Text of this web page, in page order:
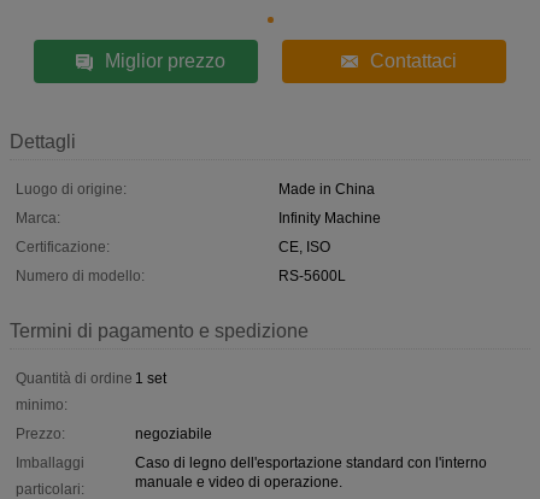
Miglior prezzo Contattaci
Dettagli
Luogo di origine:
Made in China
Marca:
Infinity Machine
Certificazione:
CE, ISO
Numero di modello:
RS-5600L
Termini di pagamento e spedizione
Quantità di ordine
minimo:
1 set
Prezzo:
negoziabile
Imballaggi
particolari:
Caso di legno dell'esportazione standard con l'interno
manuale e video di operazione.